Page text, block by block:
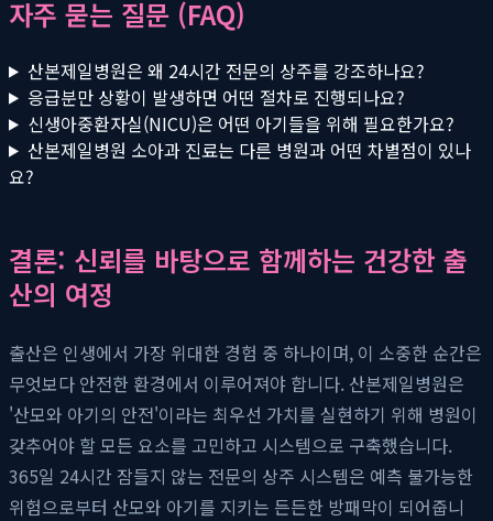
자주 묻는 질문 (FAQ)
산본제일병원은 왜 24시간 전문의 상주를 강조하나요?
응급분만 상황이 발생하면 어떤 절차로 진행되나요?
신생아중환자실(NICU)은 어떤 아기들을 위해 필요한가요?
산본제일병원 소아과 진료는 다른 병원과 어떤 차별점이 있나
요?
결론: 신뢰를 바탕으로 함께하는 건강한 출
산의 여정
출산은 인생에서 가장 위대한 경험 중 하나이며, 이 소중한 순간은
무엇보다 안전한 환경에서 이루어져야 합니다. 산본제일병원은
'산모와 아기의 안전'이라는 최우선 가치를 실현하기 위해 병원이
갖추어야 할 모든 요소를 고민하고 시스템으로 구축했습니다.
365일 24시간 잠들지 않는 전문의 상주 시스템은 예측 불가능한
위험으로부터 산모와 아기를 지키는 든든한 방패막이 되어줍니